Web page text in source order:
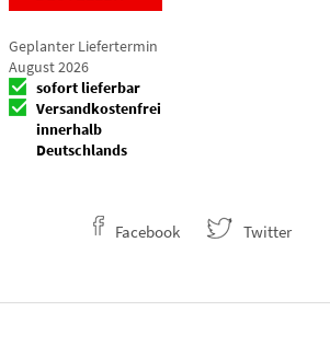
Geplanter Liefertermin
August 2026
sofort lieferbar
Versandkostenfrei
innerhalb
Deutschlands
Facebook Twitter